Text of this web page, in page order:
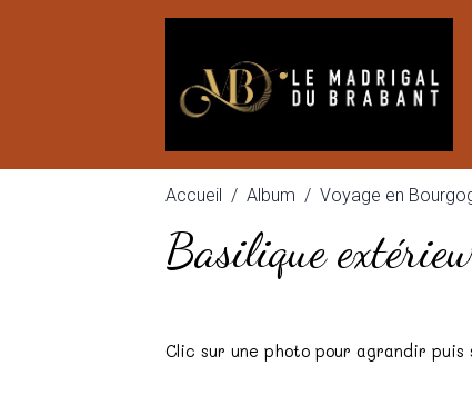
Accueil Album Voyage en
Basilique
Clic sur une photo pour agrandir